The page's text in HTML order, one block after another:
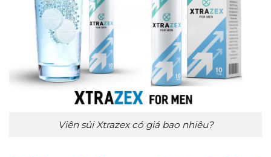
Viên sủi Xtrazex có giá bao nhiêu?